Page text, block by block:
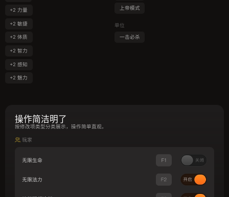
+2 力量
+2 敏捷
+2 体质
+2 智力
+2 感知
+2 魅力
上帝模式
单位
一击必杀
操作简洁明了
按修改项类型分类展示，操作简单直观。